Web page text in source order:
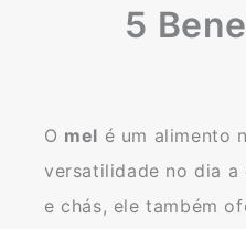
5
O mel é um alimento
versatilidade no dia a
e chás, ele também